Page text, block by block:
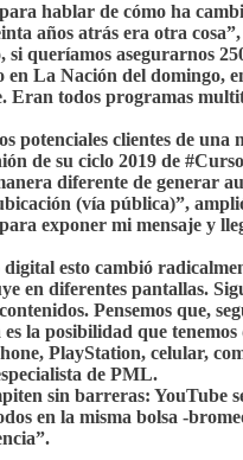
hablar de cómo ha
años atrás era otra
queríamos asegurarnos
La Nación del domingo,
Eran todos programas
potenciales clientes de una
de su ciclo 2019 de
diferente de generar
(vía pública)”,
exponer mi mensaje y
esto cambió
en diferentes pantallas.
Pensemos que,
la posibilidad que
PlayStation, celular,
de PML.
sin barreras: YouTube
en la misma bolsa -